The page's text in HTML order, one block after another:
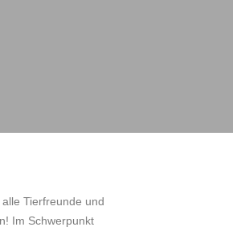
Tierfreunde und
Im Schwerpunkt